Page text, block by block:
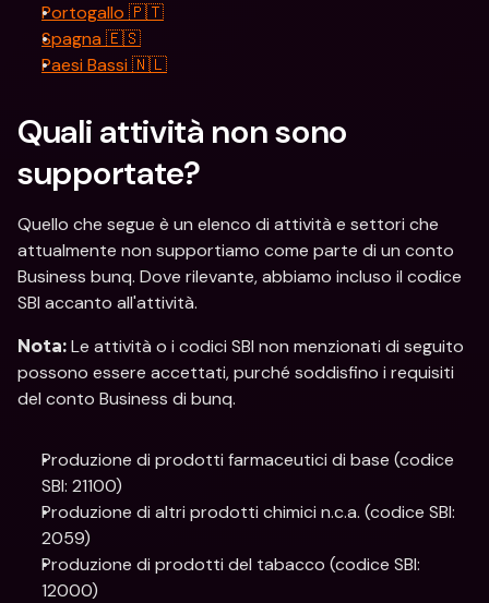
Portogallo 🇵🇹
Spagna 🇪🇸
Paesi Bassi 🇳🇱
Quali attività non sono
supportate?
Quello che segue è un elenco di attività e settori che
attualmente non supportiamo come parte di un conto
Business bunq. Dove rilevante, abbiamo incluso il codice
SBI accanto all'attività.
Nota: Le attività o i codici SBI non menzionati di seguito
possono essere accettati, purché soddisfino i requisiti
del conto Business di bunq.
Produzione di prodotti farmaceutici di base (codice
SBI: 21100)
Produzione di altri prodotti chimici n.c.a. (codice SBI:
2059)
Produzione di prodotti del tabacco (codice SBI:
12000)